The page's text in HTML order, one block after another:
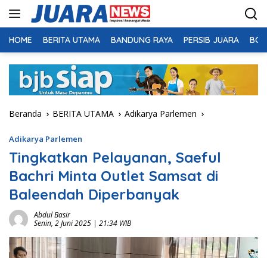
HOME BERITA UTAMA BANDUNG RAYA PERSIB JUARA
Beranda BERITA UTAMA Adikarya Parlemen
Adikarya Parlemen
Tingkatkan Pelayanan, Saeful
Bachri Minta Outlet Samsat di
Baleendah Diperbanyak
Abdul Basir
Senin, 2 Juni 2025 | 21:34 WIB